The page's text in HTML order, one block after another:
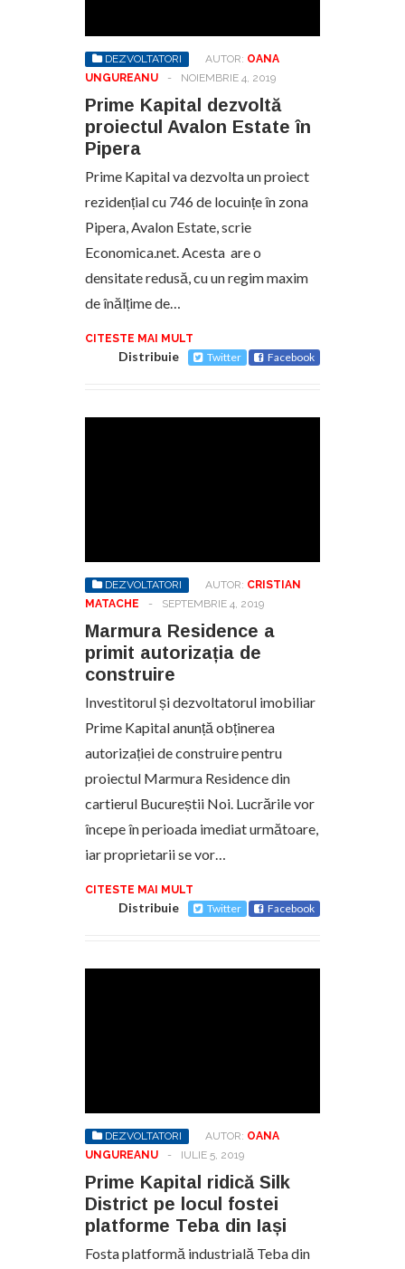
DEZVOLTATORI AUTOR: OANA
UNGUREANU
- NOIEMBRIE 4, 2019
Prime Kapital dezvoltă
proiectul Avalon Estate în
Pipera
Prime Kapital va dezvolta un proiect
rezidențial cu 746 de locuințe în zona
Pipera, Avalon Estate, scrie
Economica.net. Acesta are o
densitate redusă, cu un regim maxim
de înălțime de…
CITESTE MAI MULT
Distribuie Twitter Facebook
DEZVOLTATORI AUTOR: CRISTIAN
MATACHE
- SEPTEMBRIE 4, 2019
Marmura Residence a
primit autorizația de
construire
Investitorul și dezvoltatorul imobiliar
Prime Kapital anunță obținerea
autorizației de construire pentru
proiectul Marmura Residence din
cartierul Bucureștii Noi. Lucrările vor
începe în perioada imediat următoare,
iar proprietarii se vor…
CITESTE MAI MULT
Distribuie Twitter Facebook
DEZVOLTATORI AUTOR: OANA
UNGUREANU
- IULIE 5, 2019
Prime Kapital ridică Silk
District pe locul fostei
platforme Teba din Iași
Fosta platformă industrială Teba din